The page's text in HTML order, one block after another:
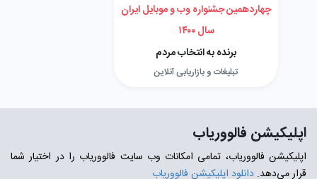
چهاردهمین جشنواره وب و موبایل ایران
سال ۱۴۰۰
برنده به انتخاب مردم
تبلیغات و بازاریابی آنلاین
اپلیکیشن فالووریاب
اپلیکیشن فالووریاب، تمامی امکانات وب سایت فالووریاب را در اختیار شما
قرار می‌دهد. دانلود اپلیکیشن فالووریاب